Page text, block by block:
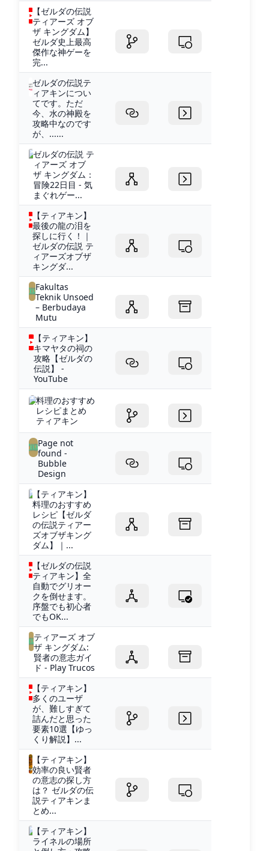
【ゼルダの伝説
ティアーズ オブ
ザ キングダム】
ゼルダ史上最高
傑作な神ゲーを
完...
ゼルダの伝説テ
ィアキンについ
てです。ただ
今、水の神殿を
攻略中なのです
が、......
ゼルダの伝説 テ
ィアーズ オブ
ザ キングダム：
冒険22日目 - 気
まぐれゲー...
【ティアキン】
最後の龍の泪を
探しに行く！｜
ゼルダの伝説 テ
ィアーズオブザ
キングダ...
Fakultas
Teknik Unsoed
– Berbudaya
Mutu
【ティアキン】
キマヤタの祠の
攻略【ゼルダの
伝説】 -
YouTube
料理のおすすめ
レシピまとめ
ティアキン
Page not
found -
Bubble
Design
【ティアキン】
料理のおすすめ
レシピ【ゼルダ
の伝説ティアー
ズオブザキング
ダム】｜...
【ゼルダの伝説
ティアキン】全
自動でグリオー
クを倒せます。
序盤でも初心者
でもOK...
ティアーズ オブ
ザ キングダム:
賢者の意志ガイ
ド - Play Trucos
【ティアキン】
多くのユーザ
が、難しすぎて
詰んだと思った
要素10選【ゆっ
くり解説】...
【ティアキン】
効率の良い賢者
の意志の探し方
は？ ゼルダの伝
説ティアキンま
とめ...
【ティアキン】
ライネルの場所